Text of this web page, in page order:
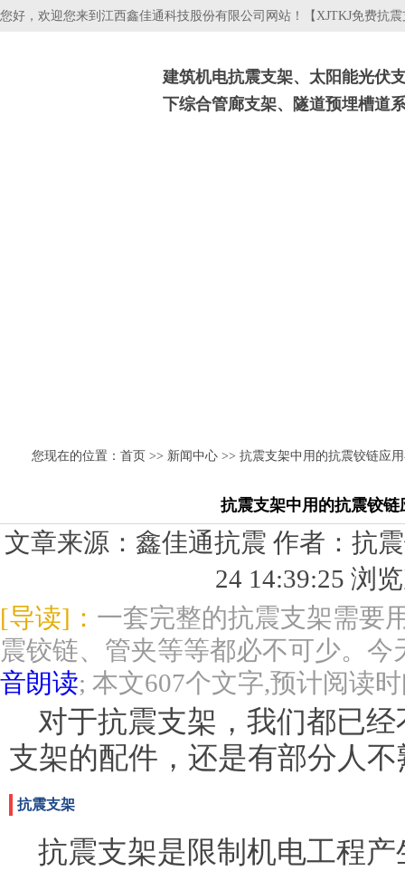
您好，欢迎您来到江西鑫佳通科技股份有限公司网站！【XJTKJ免费抗
建筑机电抗震支架、太阳能光伏
下综合管廊支架、隧道预埋槽道
您现在的位置： 首页 >> 新闻中心 >> 抗震支架中用的抗震铰链应
抗震支架中用的抗震铰
文章来源：鑫佳通抗震 作者：抗
24 14:39:25 浏
[导读]： 一套完整的抗震支架需要
震铰链、管夹等等都必不可少。
音朗读; 本文607个文字,预计阅读
对于抗震支架，我们都已
支架的配件，还是有部分人不
抗震支架
抗震支架是限制机电工程